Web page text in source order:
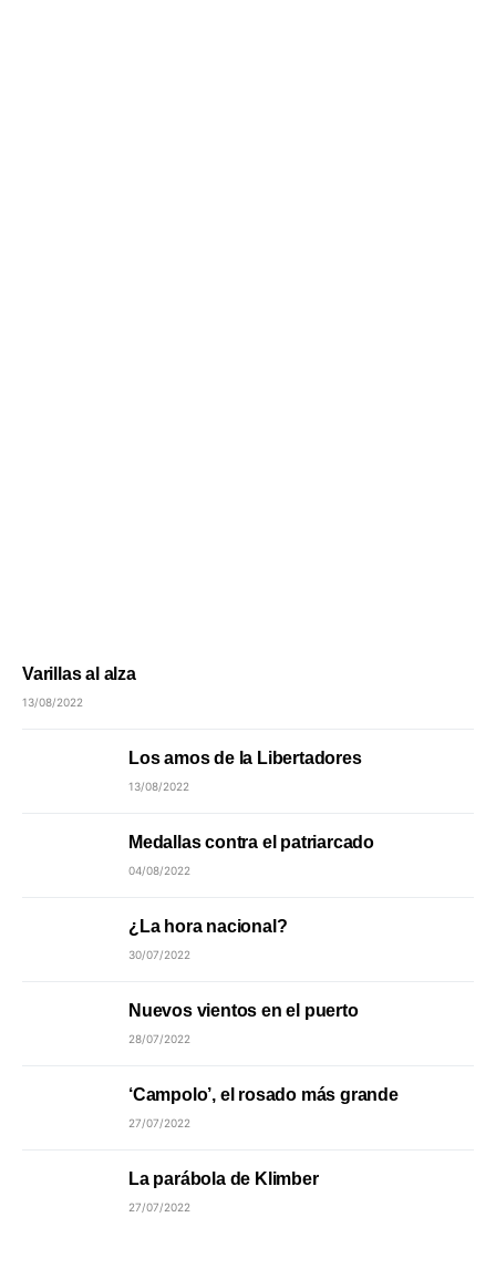
Varillas al alza
13/08/2022
Los amos de la Libertadores
13/08/2022
Medallas contra el patriarcado
04/08/2022
¿La hora nacional?
30/07/2022
Nuevos vientos en el puerto
28/07/2022
‘Campolo’, el rosado más grande
27/07/2022
La parábola de Klimber
27/07/2022